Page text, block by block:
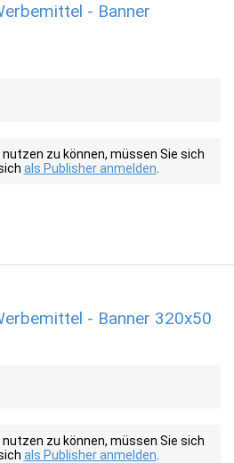
- Banner
zu können, müssen Sie sich
als Publisher anmelden
- Banner 320x50
zu können, müssen Sie sich
als Publisher anmelden